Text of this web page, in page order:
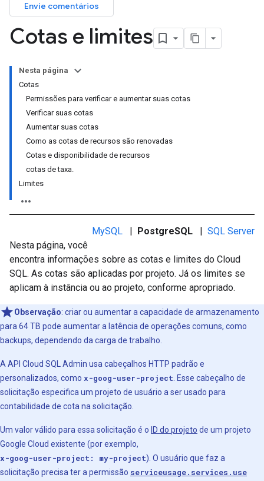
Envie comentários
Cotas e limites
Nesta página
Cotas
Permissões para verificar e aumentar suas cotas
Verificar suas cotas
Aumentar suas cotas
Como as cotas de recursos são renovadas
Cotas e disponibilidade de recursos
cotas de taxa.
Limites
MySQL | PostgreSQL | SQL Server
Nesta página, você
encontra informações sobre as cotas e limites do Cloud
SQL. As cotas são aplicadas por projeto. Já os limites se
aplicam à instância ou ao projeto, conforme apropriado.
Observação: criar ou aumentar a capacidade de armazenamento
para 64 TB pode aumentar a latência de operações comuns, como
backups, dependendo da carga de trabalho.
A API Cloud SQL Admin usa cabeçalhos HTTP padrão e
personalizados, como x-goog-user-project . Esse cabeçalho de
solicitação especifica um projeto de usuário a ser usado para
contabilidade de cota na solicitação.
Um valor válido para essa solicitação é o ID do projeto de um projeto
Google Cloud existente (por exemplo,
x-goog-user-project: my-project). O usuário que faz a
solicitação precisa ter a permissão serviceusage.services.use